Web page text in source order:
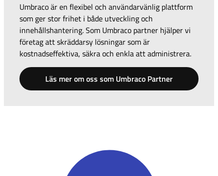
Umbraco är en flexibel och användarvänlig plattform
som ger stor frihet i både utveckling och
innehållshantering. Som Umbraco partner hjälper vi
företag att skräddarsy lösningar som är
kostnadseffektiva, säkra och enkla att administrera.
Läs mer om oss som Umbraco Partner